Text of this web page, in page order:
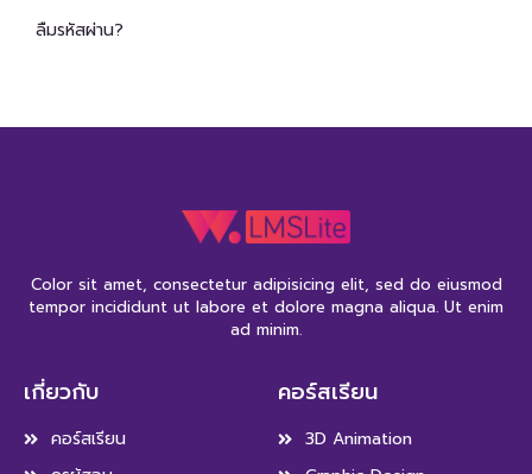
ลืมรหัสผ่าน?
Color sit amet, consectetur adipisicing elit, sed do eiusmod
tempor incididunt ut labore et dolore magna aliqua. Ut enim
ad minim.
เกี่ยวกับ
คอร์สเรียน
คอร์สเรียน
3D Animation